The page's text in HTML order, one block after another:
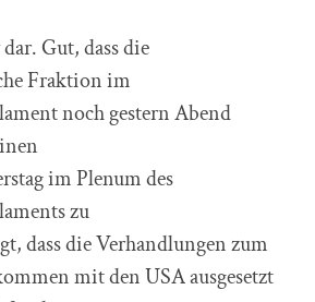
Gut, dass die
Fraktion im
noch gestern Abend
im Plenum des
zu
dass die Verhandlungen zum
mit den USA ausgesetzt